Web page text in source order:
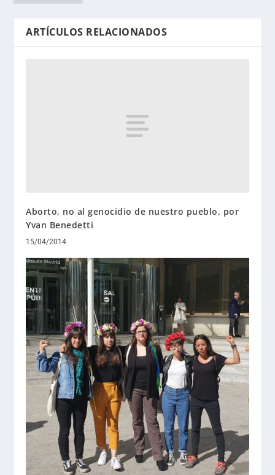
ARTÍCULOS RELACIONADOS
Aborto, no al genocidio de nuestro pueblo, por
Yvan Benedetti
15/04/2014